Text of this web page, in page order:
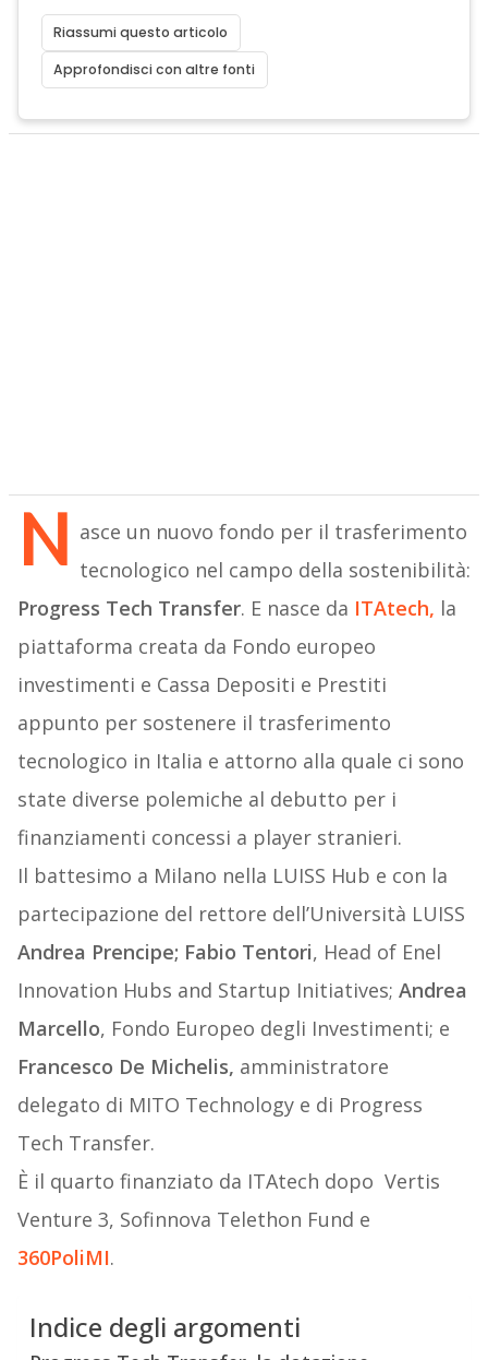
Riassumi questo articolo
Approfondisci con altre fonti
N asce un nuovo fondo per il trasferimento
tecnologico nel campo della sostenibilità:
Progress Tech Transfer. E nasce da ITAtech, la
piattaforma creata da Fondo europeo
investimenti e Cassa Depositi e Prestiti
appunto per sostenere il trasferimento
tecnologico in Italia e attorno alla quale ci sono
state diverse polemiche al debutto per i
finanziamenti concessi a player stranieri.
Il battesimo a Milano nella LUISS Hub e con la
partecipazione del rettore dell’Università LUISS
Andrea Prencipe; Fabio Tentori, Head of Enel
Innovation Hubs and Startup Initiatives; Andrea
Marcello, Fondo Europeo degli Investimenti; e
Francesco De Michelis, amministratore
delegato di MITO Technology e di Progress
Tech Transfer.
È il quarto finanziato da ITAtech dopo Vertis
Venture 3, Sofinnova Telethon Fund e
360PoliMI.
Indice degli argomenti